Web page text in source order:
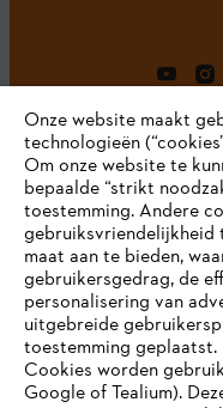
Bedrijf
STIHL FAQ
Onze website maakt
technologieën
Om onze website te
bepaalde “strikt
toestemming. Andere
gebruiksvriendelijkheid
maat aan te bieden,
gebruikersgedrag, de
personalisering van
uitgebreide
toestemming geplaatst.
Cookies worden
Google of Tealium).